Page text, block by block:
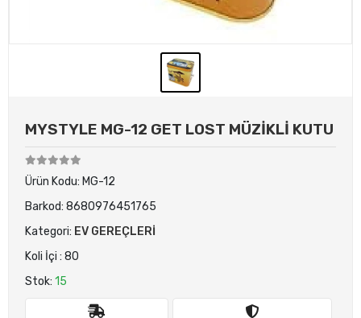
MYSTYLE MG-12 GET LOST MÜZİKLİ KUTU
Ürün Kodu: MG-12
Barkod: 8680976451765
Kategori: EV GEREÇLERİ
Koli İçi : 80
Stok: 15